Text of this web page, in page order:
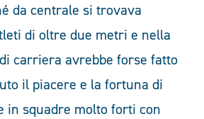
da centrale si trovava
di oltre due metri e nella
carriera avrebbe forse fatto
il piacere e la fortuna di
in squadre molto forti con